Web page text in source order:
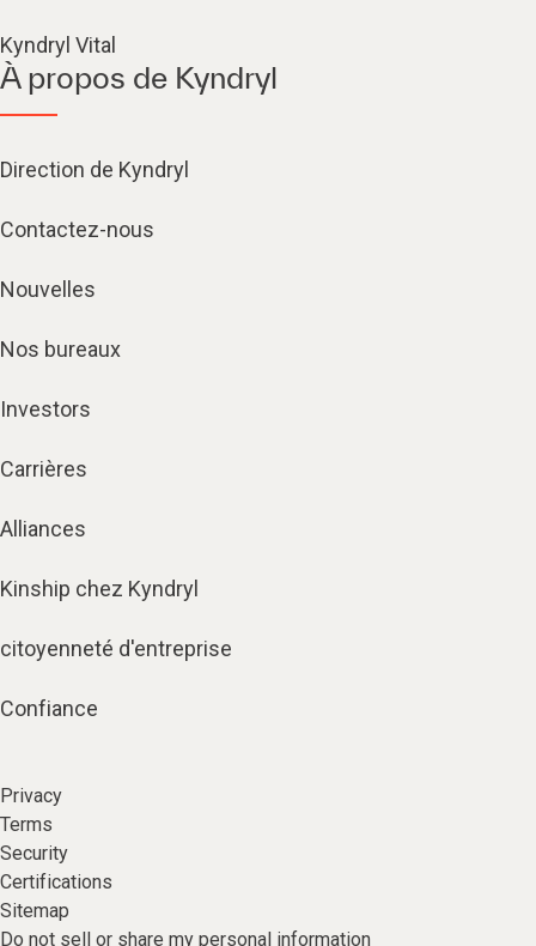
Kyndryl Vital
À propos de Kyndryl
Direction de Kyndryl
Contactez-nous
Nouvelles
Nos bureaux
Investors
Carrières
Alliances
Kinship chez Kyndryl
citoyenneté d'entreprise
Confiance
Privacy
Terms
Security
Certifications
Sitemap
Do not sell or share my personal information